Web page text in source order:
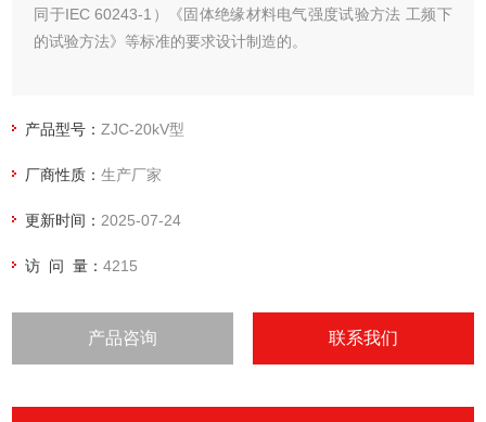
同于IEC 60243-1）《固体绝缘材料电气强度试验方法 工频下
的试验方法》等标准的要求设计制造的。
产品型号：ZJC-20kV型
厂商性质：生产厂家
更新时间： 2025-07-24
访 问 量：4215
产品咨询 联系我们